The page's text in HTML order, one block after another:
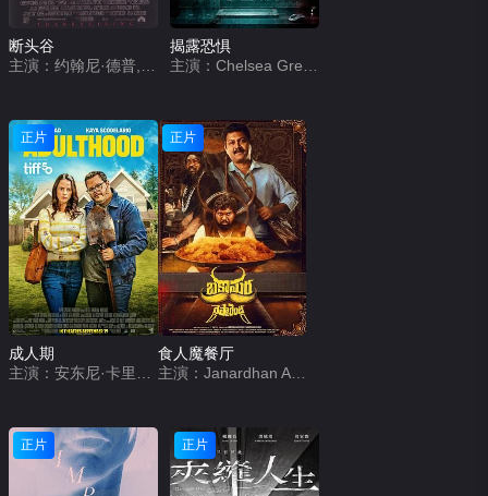
断头谷
揭露恐惧
正片
成人期
正片
食人魔餐厅
主演：Janardhan Achari
正片 正片